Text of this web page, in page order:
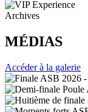
Archives
MÉDIAS
Accéder à la galerie